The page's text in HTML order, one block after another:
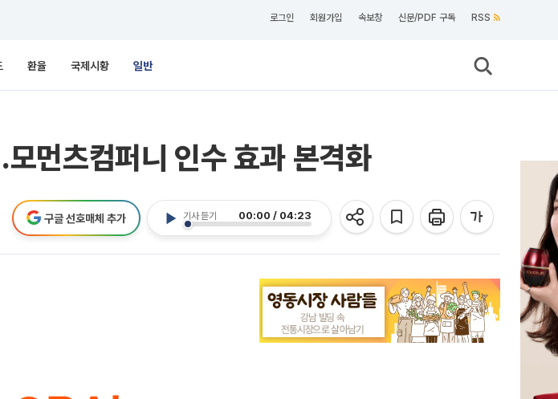
로그인 회원가입 속보창 신문/PDF 구독 RSS
환율 국제시황 일반
먼츠컴퍼니 인수 효과 본격화
기사 듣기 00:00 / 04:23
구글 선호매체 추가